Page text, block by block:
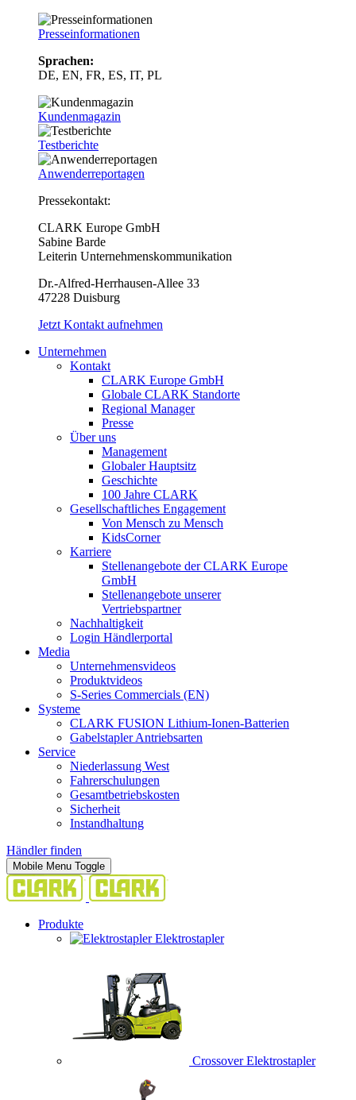
Presseinformationen
Sprachen:
DE, EN, FR, ES, IT, PL
Kundenmagazin
Testberichte
Anwenderreportagen
Pressekontakt:
CLARK Europe GmbH
Sabine Barde
Leiterin Unternehmenskommunikation
Dr.-Alfred-Herrhausen-Allee 33
47228 Duisburg
Jetzt Kontakt aufnehmen
Unternehmen
Kontakt
CLARK Europe GmbH
Globale CLARK Standorte
Regional Manager
Presse
Über uns
Management
Globaler Hauptsitz
Geschichte
100 Jahre CLARK
Gesellschaftliches Engagement
Von Mensch zu Mensch
KidsCorner
Karriere
Stellenangebote der CLARK Europe
GmbH
Stellenangebote unserer
Vertriebspartner
Nachhaltigkeit
Login Händlerportal
Media
Unternehmensvideos
Produktvideos
S-Series Commercials (EN)
Systeme
CLARK FUSION Lithium-Ionen-Batterien
Gabelstapler Antriebsarten
Service
Niederlassung West
Fahrerschulungen
Gesamtbetriebskosten
Sicherheit
Instandhaltung
Händler finden
Mobile Menu Toggle
Produkte
Elektrostapler
Crossover Elektrostapler